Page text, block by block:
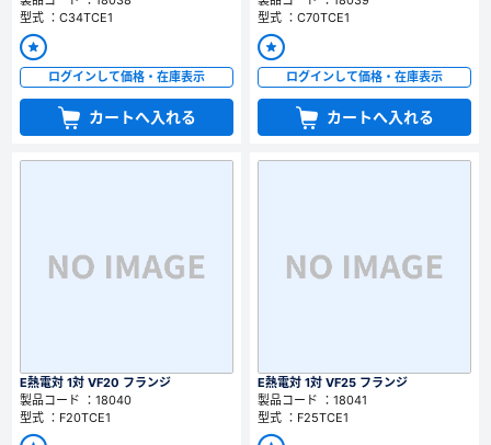
型式 ：C34TCE1
ログインして価格・在庫表示
カートへ入れる
型式 ：C70TCE1
ログインして価格・在庫表示
カートへ入れる
E熱電対 1対 VF20 フランジ
製品コード ：18040
型式 ：F20TCE1
E熱電対 1対 VF25 フランジ
製品コード ：18041
型式 ：F25TCE1